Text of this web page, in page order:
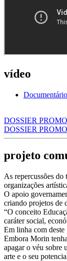
vídeo
DOSSIER
DOSSIER
projeto
As repercussões
organizações
O apoio
criando projetos de
“O conceito
caráter social,
Em linha com deste
Embora Morin
apagar o véu sobre
arte e o seu